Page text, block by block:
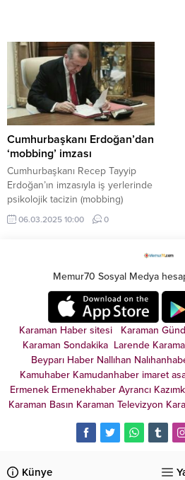
Cumhurbaşkanı Erdoğan’dan
‘mobbing’ imzası
Cumhurbaşkanı Recep Tayyip
Erdoğan’ın imzasıyla iş yerlerinde
psikolojik tacizin (mobbing)
önlenmesine yönelik
düzenlemeleri içeren genelge,
06.03.2025 10:00 0
Memur70 Sosyal Medya
Karaman Haber sitesi Karaman
Karaman Sondakika Larende
Beyparı Haber Nallıhan
Kamuhaber Kamudanhaber imaret
Ermenek Ermenekhaber Ayrancı
Karaman Basın Karaman Televizyon
Künye